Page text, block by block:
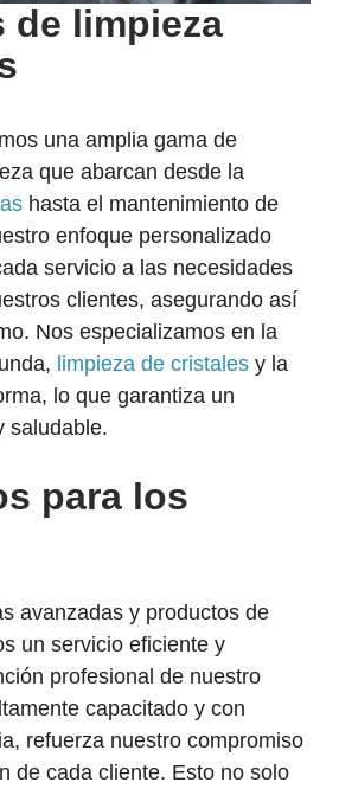
de limpieza
una amplia gama de
que abarcan desde la
hasta el mantenimiento de
enfoque personalizado
servicio a las necesidades
clientes, asegurando así
Nos especializamos en la
limpieza de cristales y la
lo que garantiza un
saludable.
para los
avanzadas y productos de
un servicio eficiente y
profesional de nuestro
capacitado y con
refuerza nuestro compromiso
de cada cliente. Esto no solo